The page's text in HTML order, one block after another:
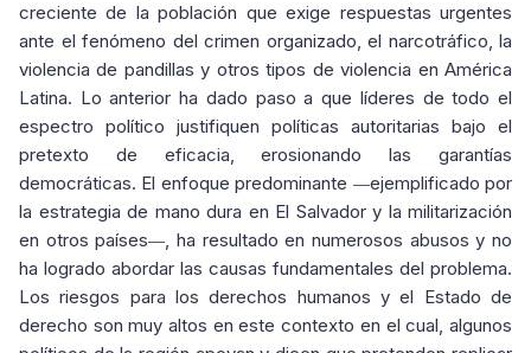
creciente de la población que exige respuestas urgentes
ante el fenómeno del crimen organizado, el narcotráfico, la
violencia de pandillas y otros tipos de violencia en América
Latina. Lo anterior ha dado paso a que líderes de todo el
espectro político justifiquen políticas autoritarias bajo el
pretexto de eficacia, erosionando las garantías
democráticas. El enfoque predominante —ejemplificado por
la estrategia de mano dura en El Salvador y la militarización
en otros países—, ha resultado en numerosos abusos y no
ha logrado abordar las causas fundamentales del problema.
Los riesgos para los derechos humanos y el Estado de
derecho son muy altos en este contexto en el cual, algunos